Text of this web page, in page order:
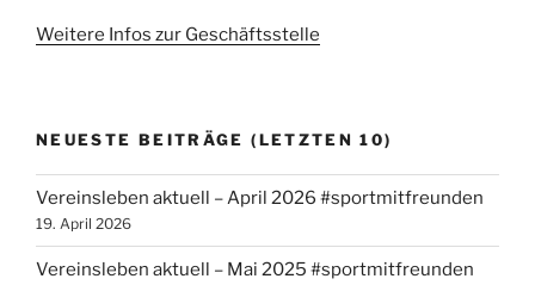
Weitere Infos zur Geschäftsstelle
NEUESTE BEITRÄGE (LETZTEN 10)
Vereinsleben aktuell – April 2026 #sportmitfreunden
19. April 2026
Vereinsleben aktuell – Mai 2025 #sportmitfreunden